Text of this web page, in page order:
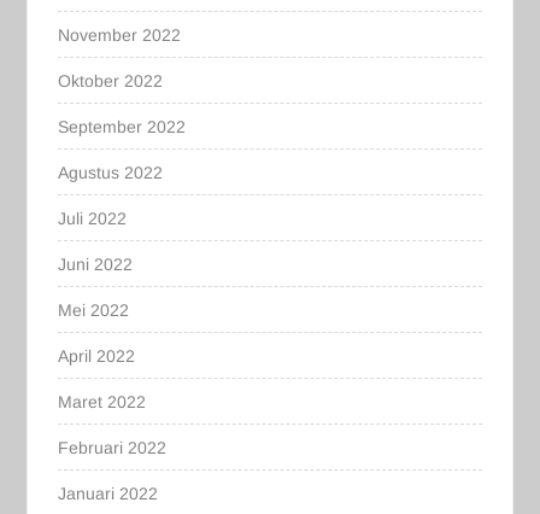
November 2022
Oktober 2022
September 2022
Agustus 2022
Juli 2022
Juni 2022
Mei 2022
April 2022
Maret 2022
Februari 2022
Januari 2022